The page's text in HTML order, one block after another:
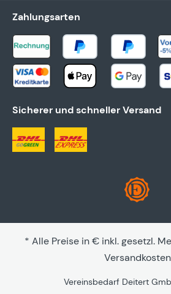
Zahlungsarten
Sicherer und schneller Versand
* Alle Preise in € inkl. gesetzl.
Versandkosten
Vereinsbedarf Deitert